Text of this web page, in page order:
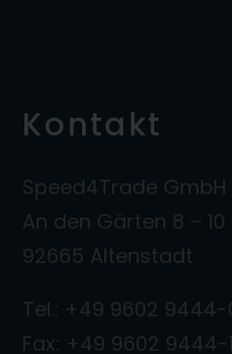
Kontakt
Speed4Trade GmbH
An den Gärten 8 – 10
92665 Altenstadt
Tel.: +49 9602 9444-
Fax: +49 9602 9444-